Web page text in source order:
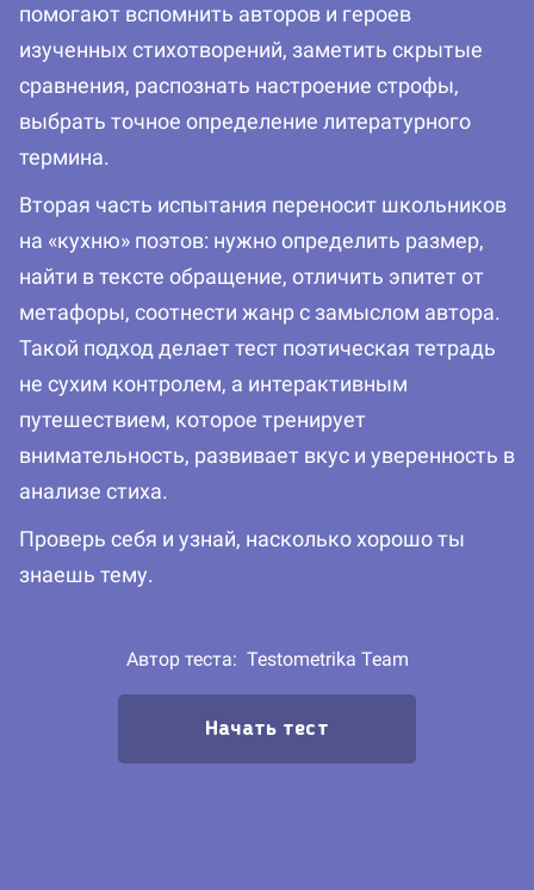
помогают вспомнить авторов и героев
изученных стихотворений, заметить скрытые
сравнения, распознать настроение строфы,
выбрать точное определение литературного
термина.
Вторая часть испытания переносит школьников
на «кухню» поэтов: нужно определить размер,
найти в тексте обращение, отличить эпитет от
метафоры, соотнести жанр с замыслом автора.
Такой подход делает тест поэтическая тетрадь
не сухим контролем, а интерактивным
путешествием, которое тренирует
внимательность, развивает вкус и уверенность в
анализе стиха.
Проверь себя и узнай, насколько хорошо ты
знаешь тему.
Автор теста: Testometrika Team
Начать тест